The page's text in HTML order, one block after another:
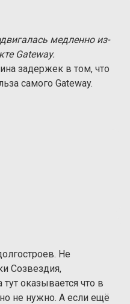
медленно из-
Gateway.
задержек в том, что
самого Gateway.
Не
Созвездия,
оказывается что в
не нужно. А если ещё